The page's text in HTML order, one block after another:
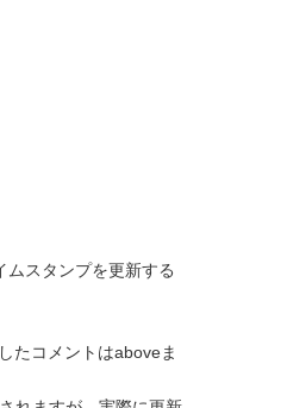
スタンプを更新する
たコメントはaboveま